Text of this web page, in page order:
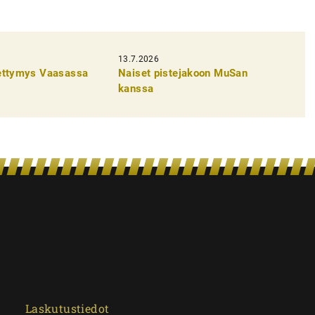
Vaasassa
13.7.2026
Naiset pistejakoon MuSan
kanssa
Laskutustiedot